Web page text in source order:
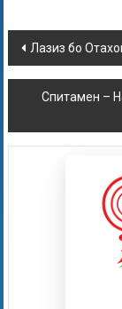
Лазиз бо
Спитамен –